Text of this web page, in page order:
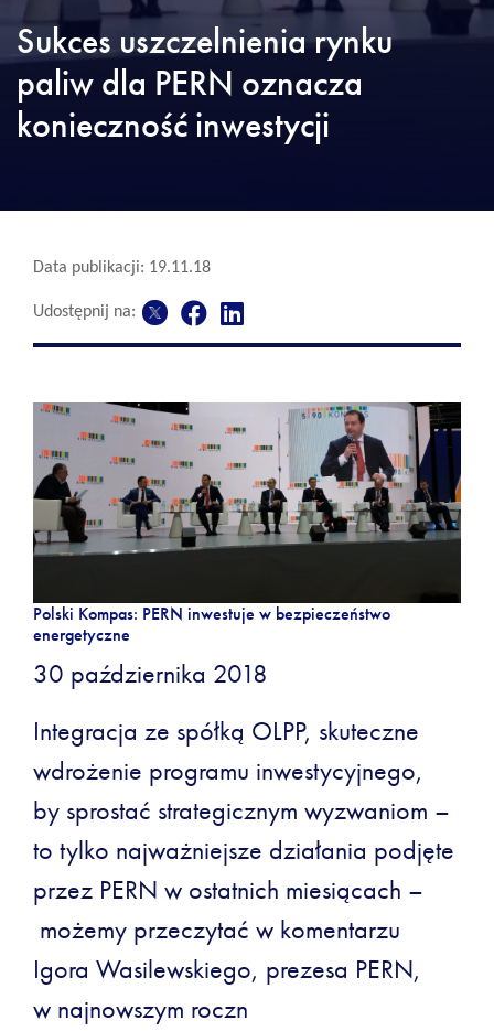
Sukces uszczelnienia rynku
paliw dla PERN oznacza
konieczność inwestycji
Data publikacji: 19.11.18
Udostępnij na:
Polski Kompas: PERN inwestuje w bezpieczeństwo
energetyczne
30 października 2018
Integracja ze spółką OLPP, skuteczne
wdrożenie programu inwestycyjnego,
by sprostać strategicznym wyzwaniom –
to tylko najważniejsze działania podjęte
przez PERN w ostatnich miesiącach –
możemy przeczytać w komentarzu
Igora Wasilewskiego, prezesa PERN,
w najnowszym roczn